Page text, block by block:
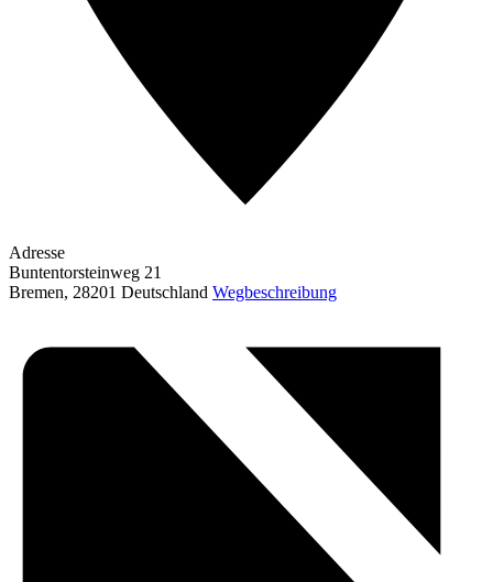
Adresse
Buntentorsteinweg 21
Bremen, 28201 Deutschland Wegbeschreibung